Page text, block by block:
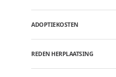
ADOPTIEKOSTEN
REDEN HERPLAATSING